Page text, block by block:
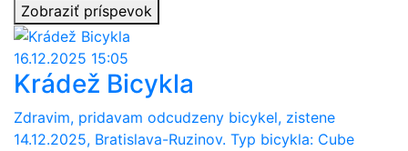
Zobraziť príspevok
16.12.2025 15:05
Krádež Bicykla
Zdravim, pridavam odcudzeny bicykel, zistene
14.12.2025, Bratislava-Ruzinov. Typ bicykla: Cube